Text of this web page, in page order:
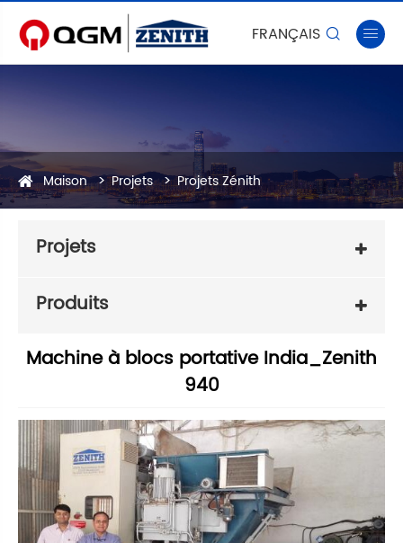
FRANÇAIS  
Maison Projets Projets Zénith
Projets
Produits
Machine à blocs portative India_Zenith
940